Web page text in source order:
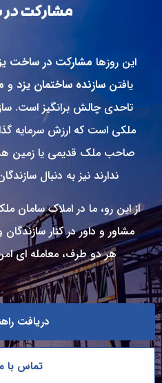
مشارکت
این روزها مشارکت در ساخت‌
یافتنسازنده ساختمان یزد و
تاحدی چالش برانگیز است.
ملکی است که ارزش سرمایه
صاحب ملک قدیمی یا زمین
ندارند نیز به دنبال
از این رو، ما در املاکسامان
مشاور و داور در کنار
هر دو طرف، معامله ای
دریافت
تماس با